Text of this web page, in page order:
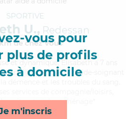
vous pour
plus de profils
à domicile
m'inscris
SPORTIVE
U., Redessan
de chez Vous
et dynamique, Elisabeth a 7 ans
un diplôme d'Etat d'aide-soignant
nuit, activités et ménage*